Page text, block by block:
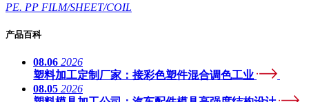
PE. PP FILM/SHEET/COIL
产品百科
08.06 2026
塑料加工定制厂家：接彩色塑件混合调色工业
08.05 2026